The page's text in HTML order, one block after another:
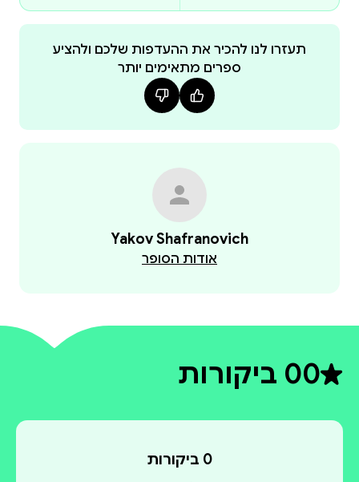
תעזרו לנו להכיר את ההעדפות שלכם ולהציע
ספרים מתאימים יותר
Yakov Shafranovich
אודות הסופר
0דירוג ממוצע 0 מתוך 5
0 ביקורות
0 ביקורות